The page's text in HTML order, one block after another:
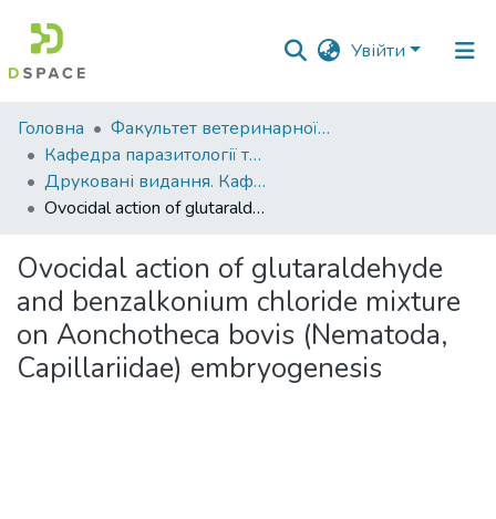
Увійти
Фонди
та
зібрання
Пошук за критеріями
Статистика
Головна
Факультет ветеринарної медицини
Кафедра паразитології та ветеринарно-санітарної експертизи
Друковані видання. Кафедра паразитології та ветеринарно-санітарної експертизи
Ovocidal action of glutaraldehyde and benzalkonium chloride mixture on Aonchotheca bovis (Nematoda, Capillariidae) embryogenesis
Ovocidal action of glutaraldehyde
and benzalkonium chloride mixture
on Aonchotheca bovis (Nematoda,
Capillariidae) embryogenesis